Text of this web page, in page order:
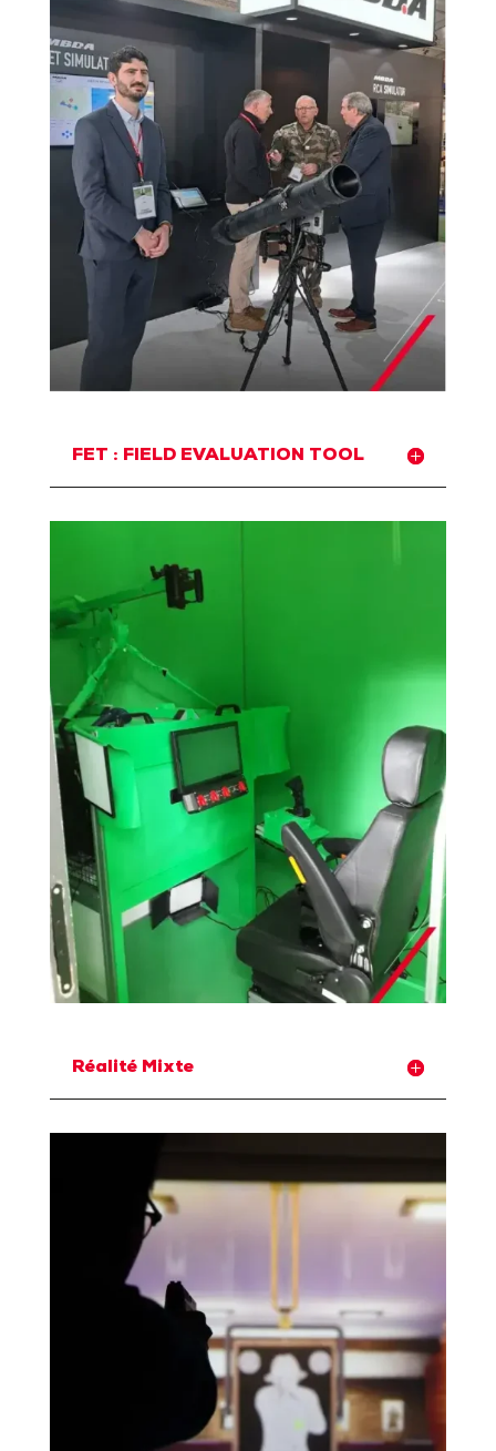
FET : FIELD EVALUATION TOOL
Réalité Mixte